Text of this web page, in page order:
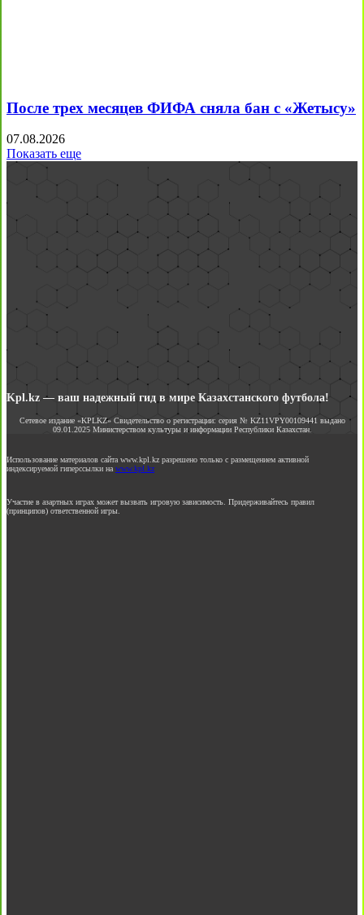
После трех месяцев ФИФА сняла бан с «Жетысу»
07.08.2026
Показать еще
Kpl.kz — ваш надежный гид в мире Казахстанского футбола!
Сетевое издание «KPLKZ» Свидетельство о регистрации: серия № KZ11VPY00109441 выдано
09.01.2025 Министерством культуры и информации Республики Казахстан.
Использование материалов сайта www.kpl.kz разрешено только с размещением активной
индексируемой гиперссылки на www.kpl.kz
Участие в азартных играх может вызвать игровую зависимость. Придерживайтесь правил
(принципов) ответственной игры.